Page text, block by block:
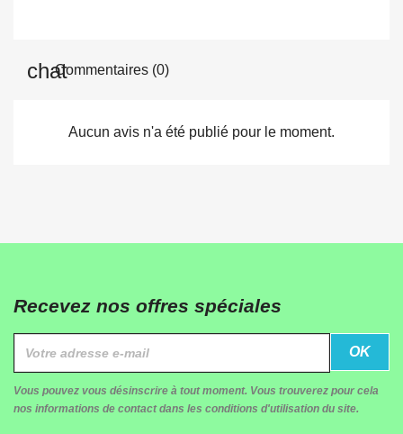
Commentaires (0)
Aucun avis n'a été publié pour le moment.
Recevez nos offres spéciales
Vous pouvez vous désinscrire à tout moment. Vous trouverez pour cela
nos informations de contact dans les conditions d'utilisation du site.